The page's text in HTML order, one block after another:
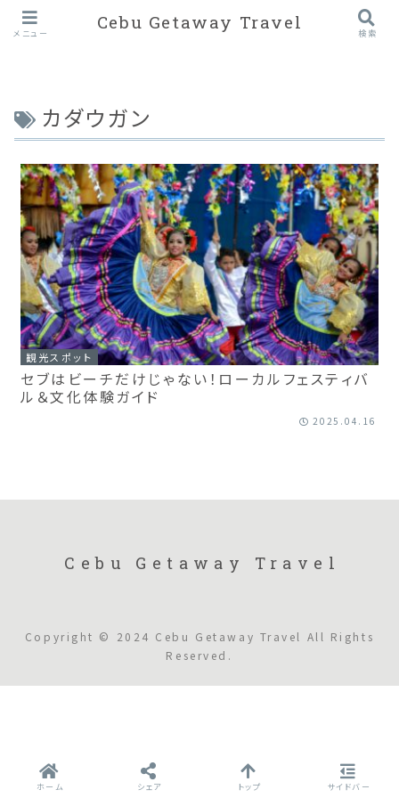
カダウガン
観光スポット
セブはビーチだけじゃない！ローカルフェスティバ
ル＆文化体験ガイド
2025.04.16
Cebu Getaway Travel
Copyright © 2024 Cebu Getaway Travel All Rights
Reserved.
メニュー
Cebu Getaway Travel
検索
ホーム シェア トップ サイドバー